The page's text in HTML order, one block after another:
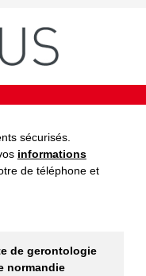
sécurisés.
informations
de téléphone et
de gerontologie
normandie